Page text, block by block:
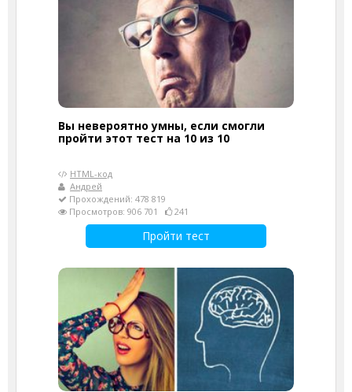
Вы невероятно умны, если смогли
пройти этот тест на 10 из 10
HTML-код
Андрей
Прохождений: 478 819
Просмотров: 906 701
241
Пройти тест